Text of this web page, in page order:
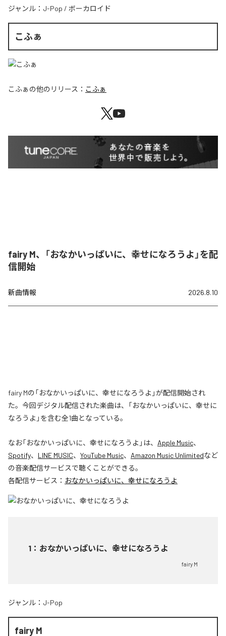
ジャンル： J-Pop / ボーカロイド
こふぁ
こふぁ の他のリリース： こふぁ
fairy M、「おなかいっぱいに、幸せになろうよ」を配
信開始
新曲情報 2026.8.10
fairy Mの「おなかいっぱいに、幸せになろうよ」が配信開始され
た。今回デジタル配信された楽曲は、「おなかいっぱいに、幸せに
なろうよ」を含む全1曲となっている。
なお「おなかいっぱいに、幸せになろうよ 」は、 Apple Music、
Spotify、 LINE MUSIC、 YouTube Music、 Amazon Music Unlimitedなど
の音楽配信サービスで聴くことができる。
各配信サービス： おなかいっぱいに、幸せになろうよ
1 ： おなかいっぱいに、幸せになろうよ
fairy M
ジャンル： J-Pop
fairy M